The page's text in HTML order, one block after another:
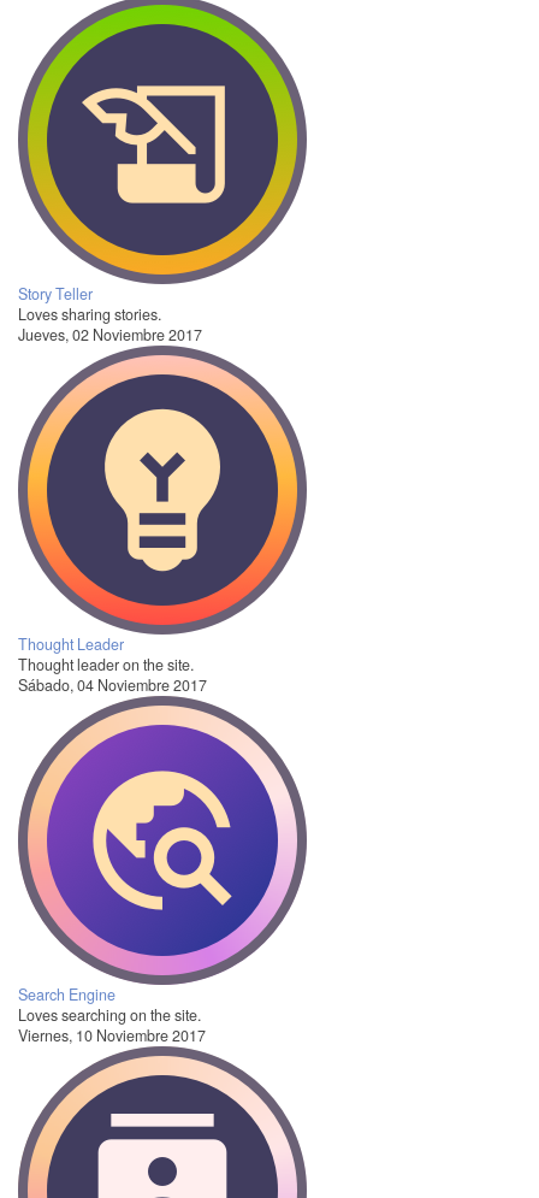
Story Teller
Loves sharing stories.
Jueves, 02 Noviembre 2017
Thought Leader
Thought leader on the site.
Sábado, 04 Noviembre 2017
Search Engine
Loves searching on the site.
Viernes, 10 Noviembre 2017